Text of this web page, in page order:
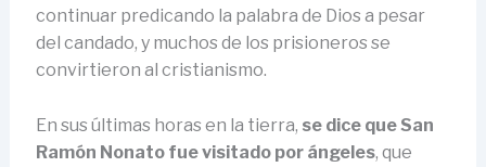
continuar predicando la palabra de Dios a pesar
del candado, y muchos de los prisioneros se
convirtieron al cristianismo.
En sus últimas horas en la tierra, se dice que San
Ramón Nonato fue visitado por ángeles, que